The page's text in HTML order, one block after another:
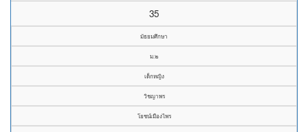
35
มัธยมศึกษา
ม.๒
เด็กหญิง
วิชญาพร
โยชน์เมืองไพร